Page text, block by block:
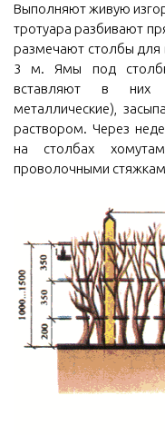
Выполняют живую
тротуара разбивают
размечают столбы для
3 м. Ямы под
вставляют в них
металлические),
раствором. Через
на столбах
проволочными